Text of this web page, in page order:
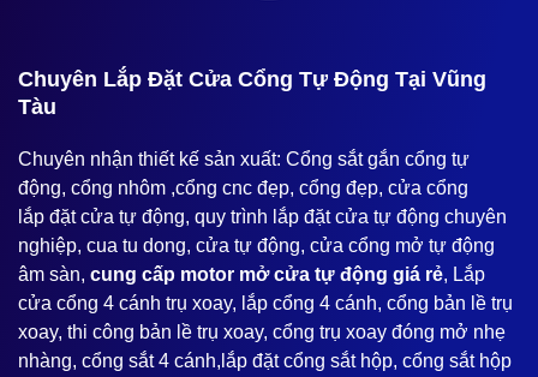
️Chuyên Lắp Đặt Cửa Cổng Tự Động Tại Vũng
Tàu
Chuyên nhận thiết kế sản xuất: Cổng sắt gắn cổng tự
động, cổng nhôm ,cổng cnc đẹp, cổng đẹp, cửa cổng
lắp đặt cửa tự động, quy trình lắp đặt cửa tự động chuyên
nghiệp, cua tu dong, cửa tự động, cửa cổng mở tự động
âm sàn, cung cấp motor mở cửa tự động giá rẻ, Lắp
cửa cổng 4 cánh trụ xoay, lắp cổng 4 cánh, cổng bản lề trụ
xoay, thi công bản lề trụ xoay, cổng trụ xoay đóng mở nhẹ
nhàng, cổng sắt 4 cánh,lắp đặt cổng sắt hộp, cổng sắt hộp